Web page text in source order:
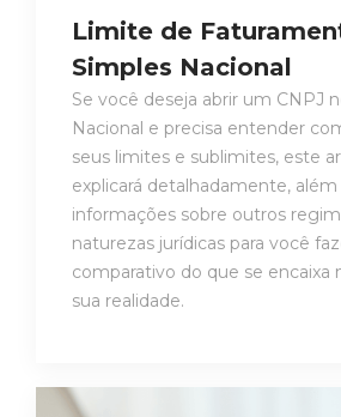
Limite de
Simples Nacional
Se você deseja abrir um CNPJ
Nacional e precisa entender
seus limites e sublimites, este
explicará detalhadamente,
informações sobre outros
naturezas jurídicas para você
comparativo do que se encaixa
sua realidade.